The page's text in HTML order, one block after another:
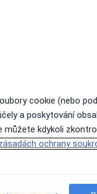
9 Srpen 10
není k
cookie (nebo
a poskytování
můžete kdykoli
ochrany